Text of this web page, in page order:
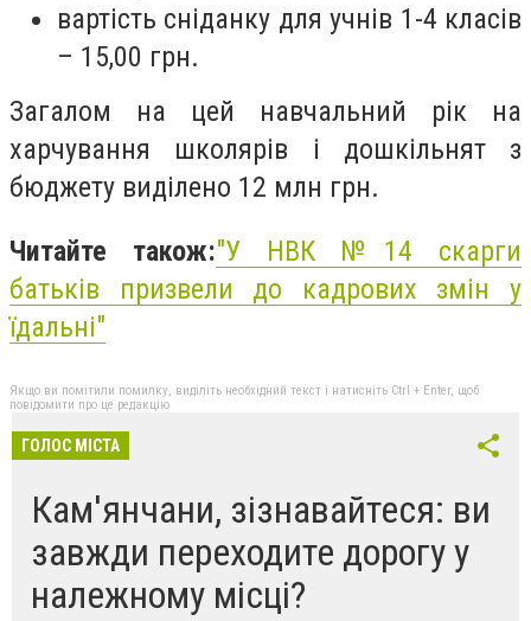
вартість сніданку для учнів 1-4 класів
– 15,00 грн.
Загалом на цей навчальний рік на
харчування школярів і дошкільнят з
бюджету виділено 12 млн грн.
Читайте також:"У НВК №14 скарги
батьків призвели до кадрових змін у
їдальні"
Якщо ви помітили помилку, виділіть необхідний текст і натисніть Ctrl + Enter, щоб
повідомити про це редакцію
ГОЛОС МІСТА
Кам'янчани, зізнавайтеся: ви
завжди переходите дорогу у
належному місці?